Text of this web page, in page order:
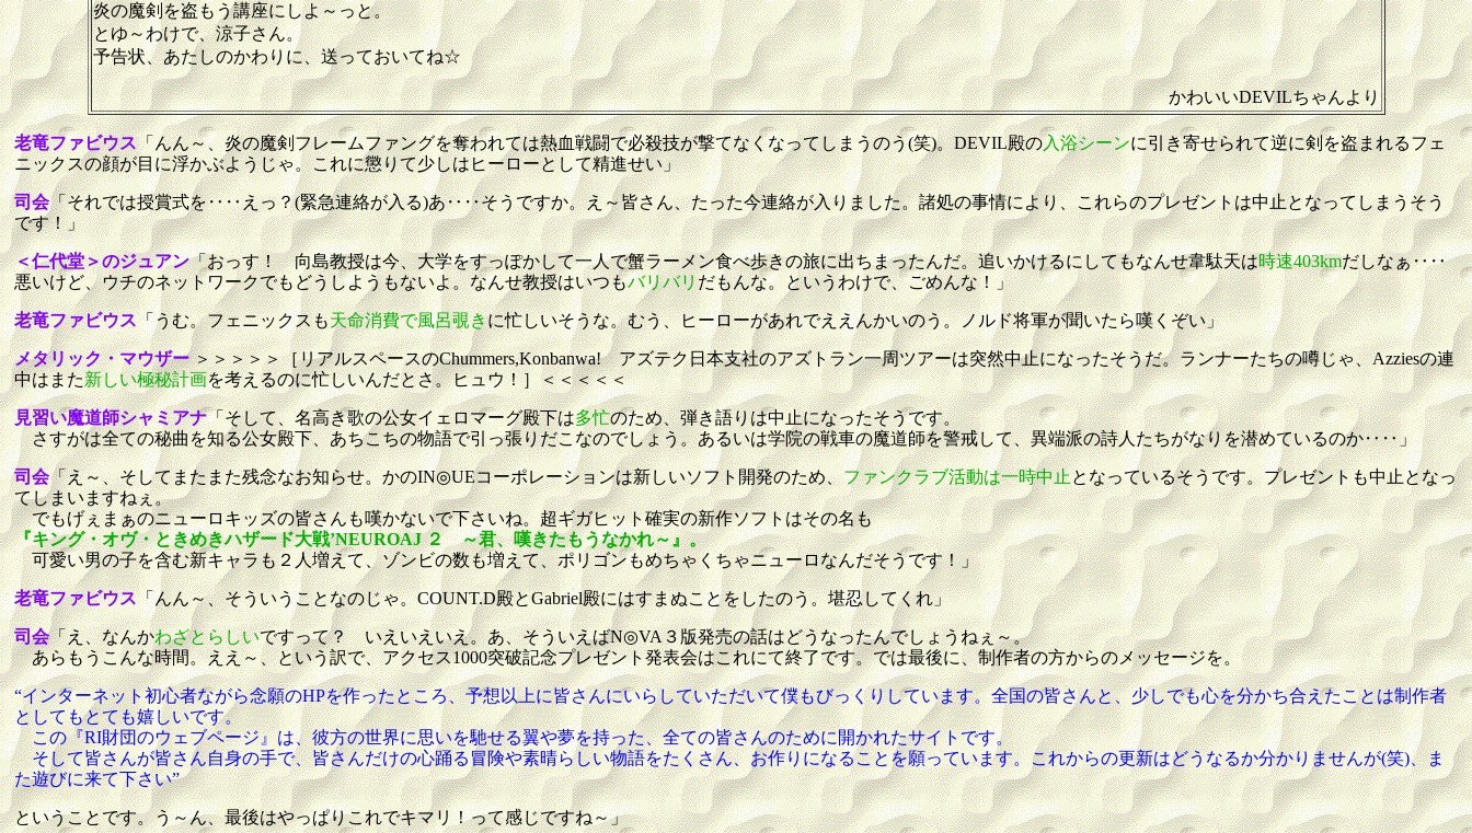
炎の魔剣を盗もう講座にしよ～っと。
とゆ～わけで、涼子さん。
予告状、あたしのかわりに、送っておいてね☆
かわいいDEVILちゃんより
老竜ファビウス「んん～、炎の魔剣フレームファングを奪われては熱血戦闘で必殺技が撃てなくなってしまうのう(笑)。DEVIL殿の入浴シーンに引き寄せられて逆に剣を盗まれるフェ
ニックスの顔が目に浮かぶようじゃ。これに懲りて少しはヒーローとして精進せい」
司会「それでは授賞式を‥‥えっ？(緊急連絡が入る)あ‥‥そうですか。え～皆さん、たった今連絡が入りました。諸処の事情により、これらのプレゼントは中止となってしまうそう
です！」
＜仁代堂＞のジュアン「おっす！ 向島教授は今、大学をすっぽかして一人で蟹ラーメン食べ歩きの旅に出ちまったんだ。追いかけるにしてもなんせ韋駄天は時速403kmだしなぁ‥‥
悪いけど、ウチのネットワークでもどうしようもないよ。なんせ教授はいつもバリバリだもんな。というわけで、ごめんな！」
老竜ファビウス「うむ。フェニックスも天命消費で風呂覗きに忙しいそうな。むう、ヒーローがあれでええんかいのう。ノルド将軍が聞いたら嘆くぞい」
メタリック・マウザー＞＞＞＞＞［リアルスペースのChummers,Konbanwa! アズテク日本支社のアズトラン一周ツアーは突然中止になったそうだ。ランナーたちの噂じゃ、Azziesの連
中はまた新しい極秘計画を考えるのに忙しいんだとさ。ヒュウ！］＜＜＜＜＜
見習い魔道師シャミアナ「そして、名高き歌の公女イェロマーグ殿下は多忙のため、弾き語りは中止になったそうです。
さすがは全ての秘曲を知る公女殿下、あちこちの物語で引っ張りだこなのでしょう。あるいは学院の戦車の魔道師を警戒して、異端派の詩人たちがなりを潜めているのか‥‥」
司会「え～、そしてまたまた残念なお知らせ。かのIN◎UEコーポレーションは新しいソフト開発のため、ファンクラブ活動は一時中止となっているそうです。プレゼントも中止となっ
てしまいますねぇ。
でもげぇまぁのニューロキッズの皆さんも嘆かないで下さいね。超ギガヒット確実の新作ソフトはその名も
『キング・オヴ・ときめきハザード大戦’NEUROAJ ２ ～君、嘆きたもうなかれ～』。
可愛い男の子を含む新キャラも２人増えて、ゾンビの数も増えて、ポリゴンもめちゃくちゃニューロなんだそうです！」
老竜ファビウス「んん～、そういうことなのじゃ。COUNT.D殿とGabriel殿にはすまぬことをしたのう。堪忍してくれ」
司会「え、なんかわざとらしいですって？ いえいえいえ。あ、そういえばN◎VA３版発売の話はどうなったんでしょうねぇ～。
あらもうこんな時間。ええ～、という訳で、アクセス1000突破記念プレゼント発表会はこれにて終了です。では最後に、制作者の方からのメッセージを。
“インターネット初心者ながら念願のHPを作ったところ、予想以上に皆さんにいらしていただいて僕もびっくりしています。全国の皆さんと、少しでも心を分かち合えたことは制作者
としてもとても嬉しいです。
この『RI財団のウェブページ』は、彼方の世界に思いを馳せる翼や夢を持った、全ての皆さんのために開かれたサイトです。
そして皆さんが皆さん自身の手で、皆さんだけの心踊る冒険や素晴らしい物語をたくさん、お作りになることを願っています。これからの更新はどうなるか分かりませんが(笑)、ま
た遊びに来て下さい”
ということです。う～ん、最後はやっぱりこれでキマリ！って感じですね～」